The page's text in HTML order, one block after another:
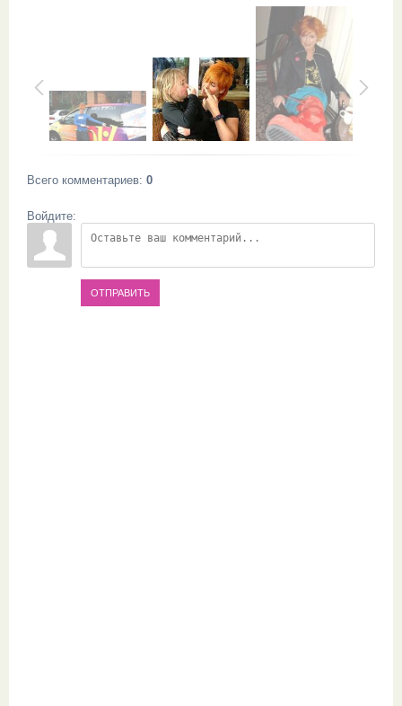
Всего комментариев: 0
Войдите:
ОТПРАВИТЬ